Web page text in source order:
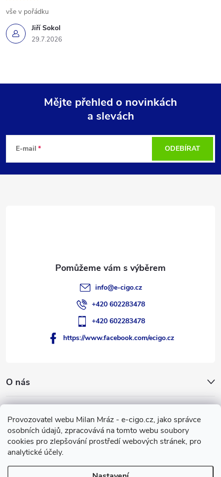
Provozovatel webu Milan Mráz - e-cigo.cz, jako správce
osobních údajů, zpracovává na tomto webu soubory
cookies pro zlepšování prostředí webových stránek, pro
analytické účely.
Jiří Sokol
29.7.2026
vše v pořádku
p
Mějte přehled o novinkách
a slevách
E-mail ODEBÍRAT
O nás
Facebook
info@e-cigo.cz
+420 602283478
+420 602283478
https://www.facebook.com/ecigo.cz